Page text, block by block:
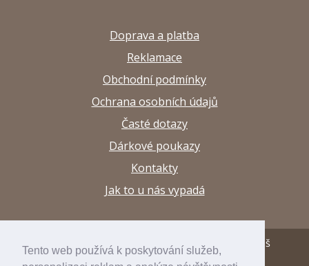
Tento web používá k poskytování služeb,
Doprava a platba
Reklamace
Obchodní podmínky
Ochrana osobních údajů
Časté dotazy
Dárkové poukazy
Kontakty
Jak to u nás vypadá
© 2013–2026 Papírnictví a výtvarné potřeby Arttuš